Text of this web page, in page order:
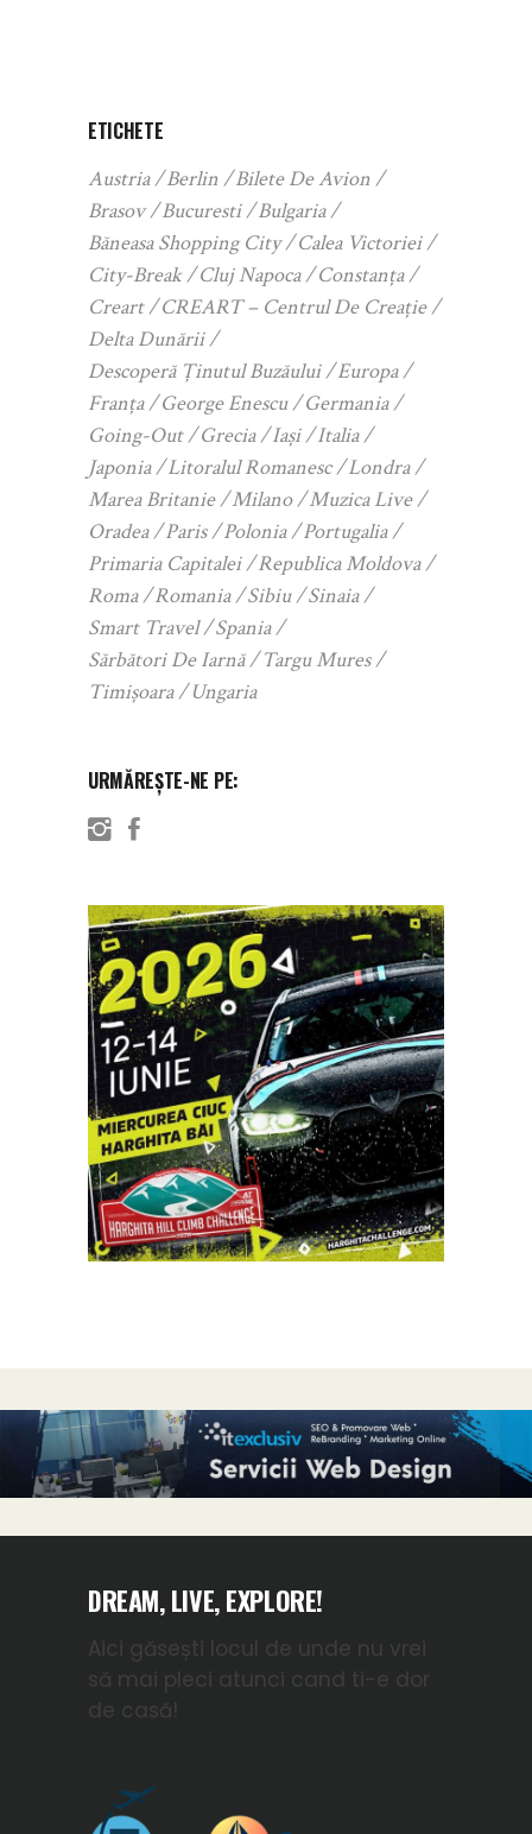
ETICHETE
Austria Berlin
Bilete De Avion
Brasov
Bucuresti
Bulgaria
Băneasa Shopping City
Calea Victoriei
City-Break
Cluj Napoca
Constanța
Creart
CREART – Centrul De Creație
Delta Dunării
Descoperă Ținutul Buzăului
Europa
Franța
George Enescu
Germania
Going-Out
Grecia Iași
Italia
Japonia
Litoralul Romanesc
Londra
Marea Britanie
Milano
Muzica Live
Oradea
Paris Polonia
Portugalia
Primaria Capitalei
Republica Moldova
Roma
Romania Sibiu
Sinaia
Smart Travel
Spania
Sărbători De Iarnă
Targu Mures
Timișoara
Ungaria
URMĂREȘTE-NE PE:
DREAM, LIVE, EXPLORE!
Aici găsești locul de unde nu vrei
să mai pleci atunci cand ti-e dor
de casă!